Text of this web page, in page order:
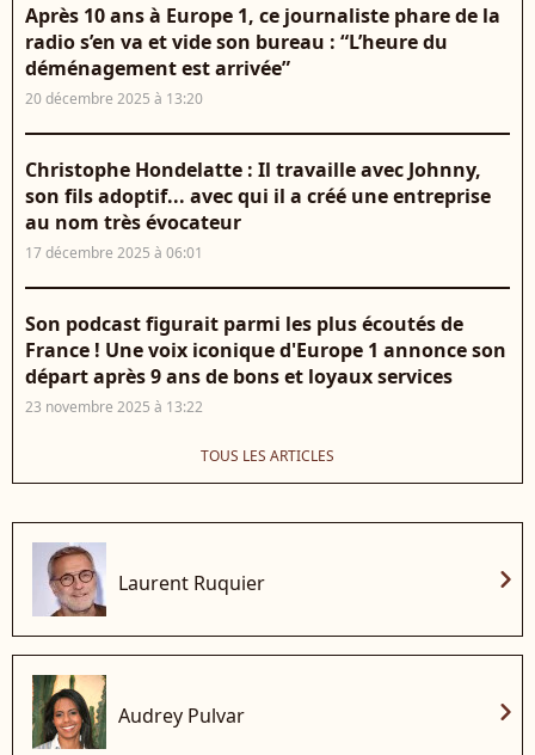
Après 10 ans à Europe 1, ce journaliste phare de la
radio s’en va et vide son bureau : “L’heure du
déménagement est arrivée”
20 décembre 2025 à 13:20
Christophe Hondelatte : Il travaille avec Johnny,
son fils adoptif... avec qui il a créé une entreprise
au nom très évocateur
17 décembre 2025 à 06:01
Son podcast figurait parmi les plus écoutés de
France ! Une voix iconique d'Europe 1 annonce son
départ après 9 ans de bons et loyaux services
23 novembre 2025 à 13:22
TOUS LES ARTICLES
Laurent Ruquier chevron_right
Audrey Pulvar chevron_right